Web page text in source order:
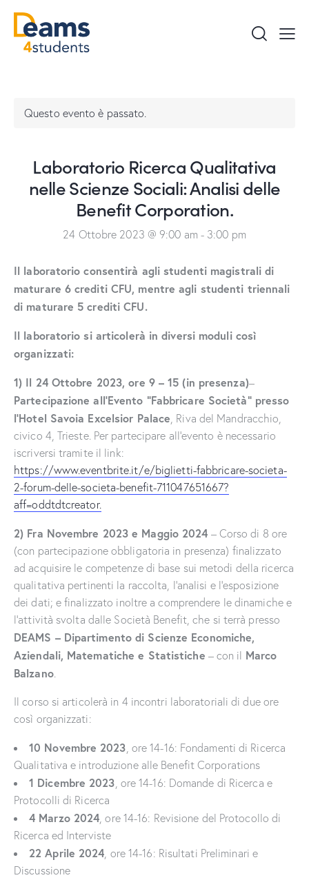
Questo evento è passato.
Laboratorio Ricerca Qualitativa
nelle Scienze Sociali: Analisi delle
Benefit Corporation.
24 Ottobre 2023 @ 9:00 am - 3:00 pm
Il laboratorio consentirà agli studenti magistrali di
maturare 6 crediti CFU, mentre agli studenti triennali
di maturare 5 crediti CFU.
Il laboratorio si articolerà in diversi moduli così
organizzati:
1) Il 24 Ottobre 2023, ore 9 – 15 (in presenza)–
Partecipazione all’Evento “Fabbricare Società” presso
l’Hotel Savoia Excelsior Palace, Riva del Mandracchio,
civico 4, Trieste. Per partecipare all’evento è necessario
iscriversi tramite il link:
https://www.eventbrite.it/e/biglietti-fabbricare-societa-
2-forum-delle-societa-benefit-711047651667?
aff=oddtdtcreator.
2) Fra Novembre 2023 e Maggio 2024 – Corso di 8 ore
(con partecipazione obbligatoria in presenza) finalizzato
ad acquisire le competenze di base sui metodi della ricerca
qualitativa pertinenti la raccolta, l’analisi e l’esposizione
dei dati; e finalizzato inoltre a comprendere le dinamiche e
l’attività svolta dalle Società Benefit, che si terrà presso
DEAMS – Dipartimento di Scienze Economiche,
Aziendali, Matematiche e Statistiche – con il Marco
Balzano.
Il corso si articolerà in 4 incontri laboratoriali di due ore
così organizzati:
10 Novembre 2023, ore 14-16: Fondamenti di Ricerca
Qualitativa e introduzione alle Benefit Corporations
1 Dicembre 2023, ore 14-16: Domande di Ricerca e
Protocolli di Ricerca
4 Marzo 2024, ore 14-16: Revisione del Protocollo di
Ricerca ed Interviste
22 Aprile 2024, ore 14-16: Risultati Preliminari e
Discussione